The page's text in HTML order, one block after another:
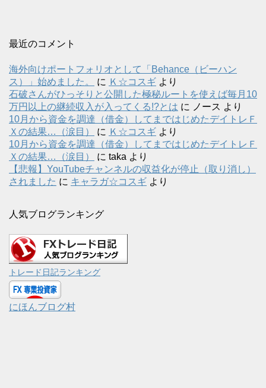
最近のコメント
海外向けポートフォリオとして「Behance（ビーハン
ス）」始めました。
に Ｋ☆コスギ より
石破さんがひっそりと公開した極秘ルートを使えば毎月10
万円以上の継続収入が入ってくる!?とは に ノース より
10月から資金を調達（借金）してまではじめたデイトレＦ
Ｘの結果…（涙目）
に Ｋ☆コスギ より
10月から資金を調達（借金）してまではじめたデイトレＦ
Ｘの結果…（涙目）
に taka より
【悲報】YouTubeチャンネルの収益化が停止（取り消し）
されました に キャラガ☆コスギ より
人気ブログランキング
トレード日記ランキング
にほんブログ村